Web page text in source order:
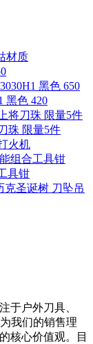
材质
黑色 650
黑色 420
将刀珠 限量5件
珠 限量5件
火机
组合工具钳
具钳
克圣诞树 刀坠吊
于户外刀具、
我们的销售理
核心价值观。目